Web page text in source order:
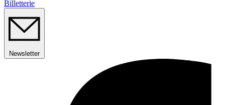
Billetterie
Newsletter